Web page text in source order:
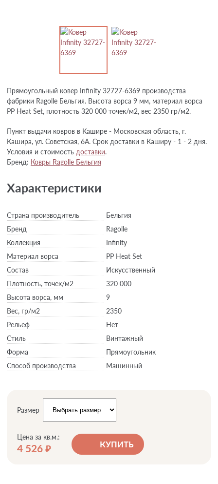
Прямоугольный ковер Infinity 32727-6369 производства
фабрики Ragolle Бельгия. Высота ворса 9 мм, материал ворса
PP Heat Set, плотность 320 000 точек/м2, вес 2350 гр/м2.
Пункт выдачи ковров в Кашире - Московская область, г.
Кашира, ул. Советская, 6А. Срок доставки в Каширу - 1 - 2 дня.
Условия и стоимость доставки.
Бренд: Ковры Ragolle Бельгия
Характеристики
Страна производитель
Бельгия
Бренд
Ragolle
Коллекция
Infinity
Материал ворса
PP Heat Set
Состав
Искусственный
Плотность, точек/м2
320 000
Высота ворса, мм
9
Вес, гр/м2
2350
Рельеф
Нет
Стиль
Винтажный
Форма
Прямоугольник
Способ производства
Машинный
Размер
Цена за кв.м.:
4 526 руб. КУПИТЬ